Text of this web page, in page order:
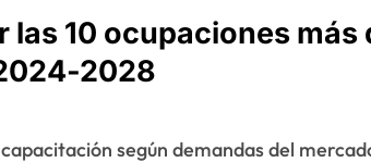
las 10 ocupaciones
2028
según demandas del